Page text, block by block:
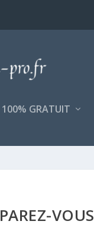
100% GRATUIT
VOUS